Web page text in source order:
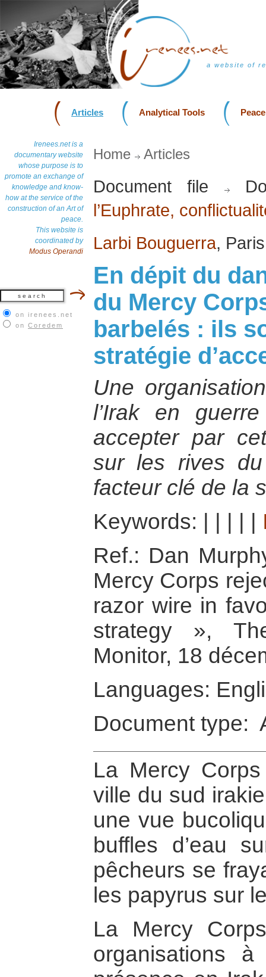
a website of
Articles Analytical Tools
Irenees.net is a
documentary website
whose purpose is to
promote an exchange of
knowledge and know-
how at the service of the
construction of an Art of
peace.
This website is
coordinated by
Modus Operandi
on irenees.net
on Coredem
Home Articles
Document file
l’Euphrate,
Larbi Bouguerra,
En dépit du
du Mercy
barbelés : ils
stratégie
Une
l’Irak en
accepter par
sur les rives
facteur clé de la
Keywords:
Ref.: Dan
Mercy Corps
razor wire in
strategy »,
Monitor, 18
Languages:
Document type:
La Mercy
ville du sud
une vue
buffles d’eau
pêcheurs se
les papyrus sur
La Mercy
organisations